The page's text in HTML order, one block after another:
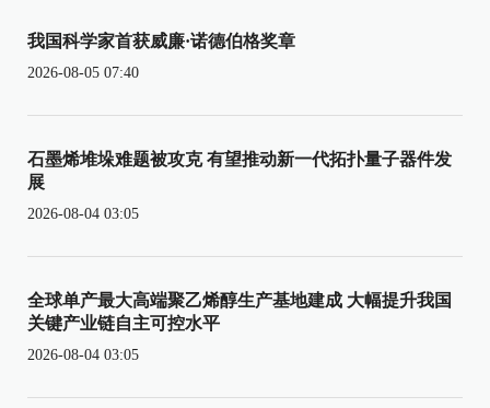
我国科学家首获威廉·诺德伯格奖章
2026-08-05 07:40
石墨烯堆垛难题被攻克 有望推动新一代拓扑量子器件发
展
2026-08-04 03:05
全球单产最大高端聚乙烯醇生产基地建成 大幅提升我国
关键产业链自主可控水平
2026-08-04 03:05